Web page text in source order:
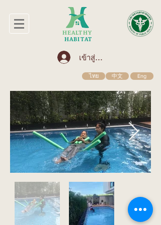
HEALTHY
HABITAT
เข้าสู่ระบบ
ไทย 中文 Eng